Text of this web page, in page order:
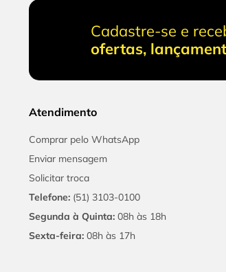
Cadastre-se e
ofertas,
Atendimento
Comprar pelo WhatsApp
Enviar mensagem
Solicitar troca
Telefone: (51) 3103-0100
Segunda à Quinta: 08h às 18h
Sexta-feira: 08h às 17h